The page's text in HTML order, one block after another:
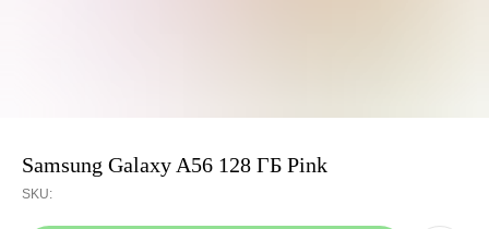
Samsung Galaxy A56 128 ГБ Pink
SKU: